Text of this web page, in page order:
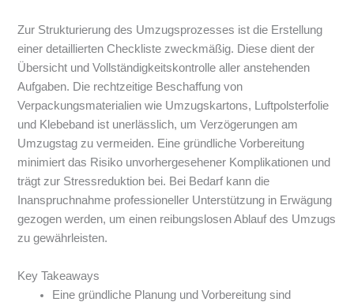
Zur Strukturierung des Umzugsprozesses ist die Erstellung
einer detaillierten Checkliste zweckmäßig. Diese dient der
Übersicht und Vollständigkeitskontrolle aller anstehenden
Aufgaben. Die rechtzeitige Beschaffung von
Verpackungsmaterialien wie Umzugskartons, Luftpolsterfolie
und Klebeband ist unerlässlich, um Verzögerungen am
Umzugstag zu vermeiden. Eine gründliche Vorbereitung
minimiert das Risiko unvorhergesehener Komplikationen und
trägt zur Stressreduktion bei. Bei Bedarf kann die
Inanspruchnahme professioneller Unterstützung in Erwägung
gezogen werden, um einen reibungslosen Ablauf des Umzugs
zu gewährleisten.
Key Takeaways
Eine gründliche Planung und Vorbereitung sind